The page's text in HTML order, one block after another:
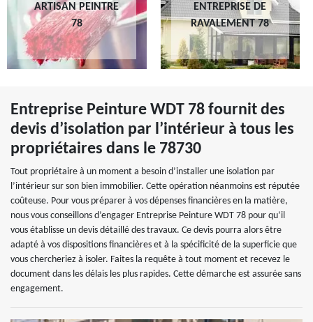
ARTISAN PEINTRE
78
ENTREPRISE DE
RAVALEMENT 78
Entreprise Peinture WDT 78 fournit des
devis d’isolation par l’intérieur à tous les
propriétaires dans le 78730
Tout propriétaire à un moment a besoin d’installer une isolation par
l’intérieur sur son bien immobilier. Cette opération néanmoins est réputée
coûteuse. Pour vous préparer à vos dépenses financières en la matière,
nous vous conseillons d’engager Entreprise Peinture WDT 78 pour qu’il
vous établisse un devis détaillé des travaux. Ce devis pourra alors être
adapté à vos dispositions financières et à la spécificité de la superficie que
vous chercheriez à isoler. Faites la requête à tout moment et recevez le
document dans les délais les plus rapides. Cette démarche est assurée sans
engagement.